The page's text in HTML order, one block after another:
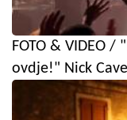
FOTO & VIDEO
ovdje!" Nick